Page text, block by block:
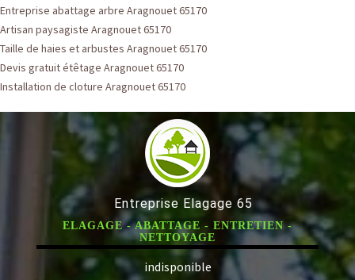
Entreprise abattage arbre Aragnouet 65170
Artisan paysagiste Aragnouet 65170
Taille de haies et arbustes Aragnouet 65170
Devis gratuit étêtage Aragnouet 65170
Installation de cloture Aragnouet 65170
Entreprise Elagage 65
ELAGAGE - ABATTAGE - ENTRETIEN -
NETTOYAGE
indisponible